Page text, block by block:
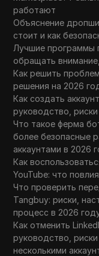
работают
Объяснение
стоит и как
Лучшие программы
обращать
Как решить
решения на 2026
Как создать
руководство,
Что такое ферма
более безопасные
аккаунтами в 2026
Как
YouTube: что
Что проверить
Tangbuy: риски,
процесс в 2026
Как отменить
руководство,
несколькими